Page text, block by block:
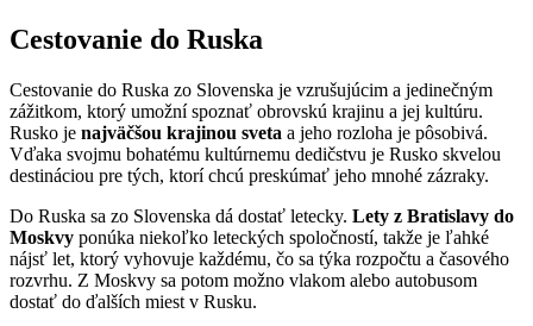
Cestovanie do Ruska
Cestovanie do Ruska zo Slovenska je vzrušujúcim a jedinečným
zážitkom, ktorý umožní spoznať obrovskú krajinu a jej kultúru.
Rusko je najväčšou krajinou sveta a jeho rozloha je pôsobivá.
Vďaka svojmu bohatému kultúrnemu dedičstvu je Rusko skvelou
destináciou pre tých, ktorí chcú preskúmať jeho mnohé zázraky.
Do Ruska sa zo Slovenska dá dostať letecky. Lety z Bratislavy do
Moskvy ponúka niekoľko leteckých spoločností, takže je ľahké
nájsť let, ktorý vyhovuje každému, čo sa týka rozpočtu a časového
rozvrhu. Z Moskvy sa potom možno vlakom alebo autobusom
dostať do ďalších miest v Rusku.